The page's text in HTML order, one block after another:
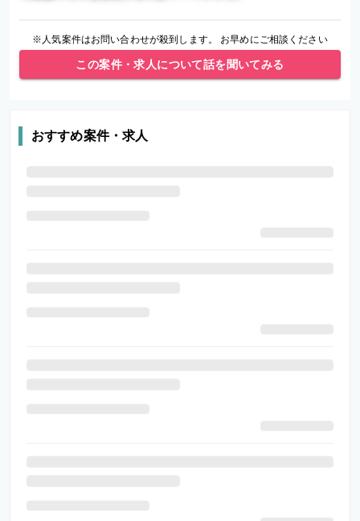
※人気案件はお問い合わせが殺到します。 お早めにご相談ください
この案件・求人について話を聞いてみる
おすすめ案件・求人